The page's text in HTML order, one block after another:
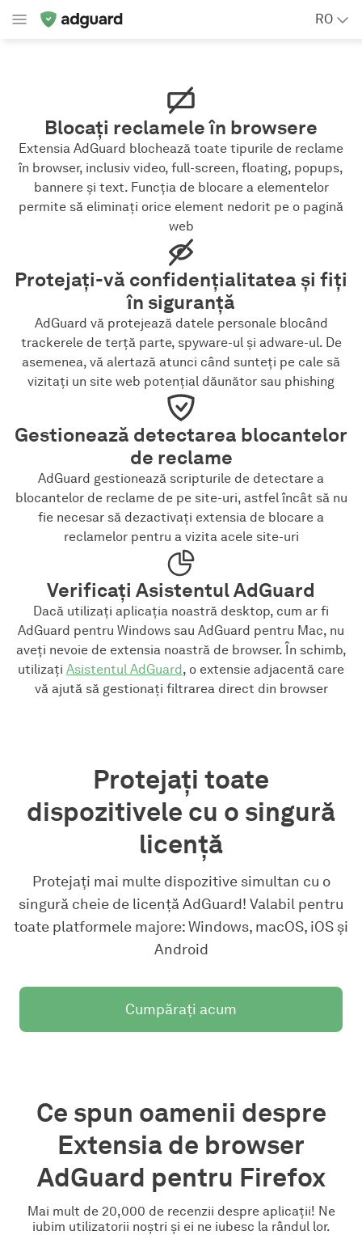
RO
Blocați reclamele în browsere
Extensia AdGuard blochează toate tipurile de reclame
în browser, inclusiv video, full-screen, floating, popups,
bannere și text. Funcția de blocare a elementelor
permite să eliminați orice element nedorit pe o pagină
web
Protejați-vă confidențialitatea și fiți
în siguranță
AdGuard vă protejează datele personale blocând
trackerele de terță parte, spyware-ul și adware-ul. De
asemenea, vă alertază atunci când sunteți pe cale să
vizitați un site web potențial dăunător sau phishing
Gestionează detectarea blocantelor
de reclame
AdGuard gestionează scripturile de detectare a
blocantelor de reclame de pe site-uri, astfel încât să nu
fie necesar să dezactivați extensia de blocare a
reclamelor pentru a vizita acele site-uri
Verificați Asistentul AdGuard
Dacă utilizați aplicația noastră desktop, cum ar fi
AdGuard pentru Windows sau AdGuard pentru Mac, nu
aveți nevoie de extensia noastră de browser. În schimb,
utilizați Asistentul AdGuard, o extensie adjacentă care
vă ajută să gestionați filtrarea direct din browser
Protejați toate
dispozitivele cu o singură
licență
Protejați mai multe dispozitive simultan cu o
singură cheie de licență AdGuard! Valabil pentru
toate platformele majore: Windows, macOS, iOS și
Android
Cumpărați acum
Ce spun oamenii despre
Extensia de browser
AdGuard pentru Firefox
Mai mult de 20,000 de recenzii despre aplicații! Ne
iubim utilizatorii noștri și ei ne iubesc la rândul lor.